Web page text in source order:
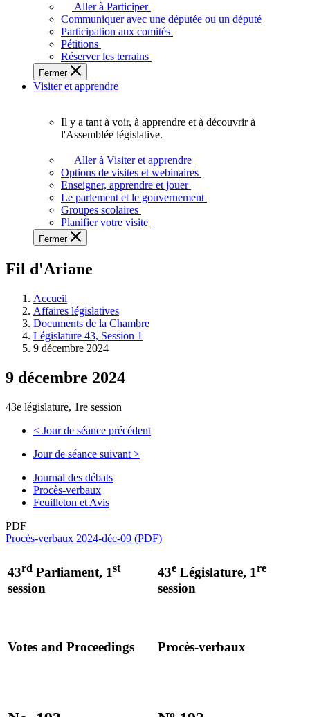
plein
potentiel,
l'Assemblée
a
besoin
de
Aller à Participer
Communiquer avec une députée ou un député
Participation aux comités
Pétitions
Réserver les terrains
Fermer
Visiter et apprendre
voir,
apprendre
et
à
à
législative.
Il y a tant à voir, à apprendre et à découvrir à
l'Assemblée législative.
Aller à Visiter et apprendre
Options de visites et webinaires
Enseigner, apprendre et jouer
Le parlement et le gouvernement
Groupes scolaires
Planifier votre visite
Fermer
Fil d'Ariane
Accueil
Affaires législatives
Documents de la Chambre
Législature 43, Session 1
9 décembre 2024
9 décembre 2024
43e législature, 1re session
< Jour de séance précédent
Jour de séance suivant >
Journal des débats
Procès-verbaux
Feuilleton et Avis
PDF
Procès-verbaux 2024-déc-09 (PDF)
43rd Parliament, 1st
session
43e Législature, 1re
session
Votes and Proceedings Procès-verbaux